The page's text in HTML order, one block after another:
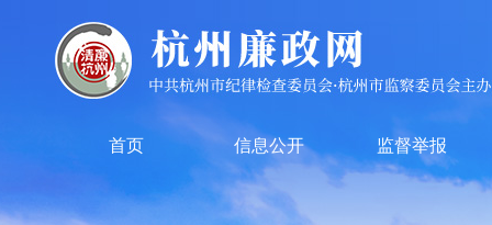
首页 信息公开 监督举报